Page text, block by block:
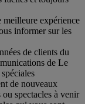
expérience
informer sur les
de clients du
de Le
de nouveaux
spectacles à venir